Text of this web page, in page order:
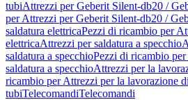
tubiAttrezzi per Geberit Silent-db20 /
per Attrezzi per Geberit Silent-db20 /
saldatura elettricaPezzi di ricambio per
elettricaAttrezzi per saldatura a specchio
saldatura a specchioPezzi di ricambio
saldatura a specchioAttrezzi per la
ricambio per Attrezzi per la lavorazione di
tubiTelecomandiTelecomandi